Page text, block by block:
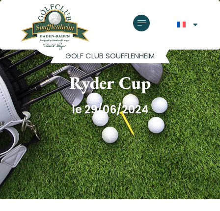
GOLF CLUB SOUFFLENHEIM
Ryder Cup
le 29/06/2024